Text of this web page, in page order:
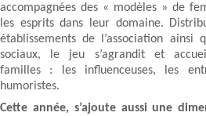
accompagnées des « modèles » de
les esprits dans leur domaine.
établissements de l’association ainsi
sociaux, le jeu s’agrandit et
familles : les influenceuses, les
humoristes.
Cette année, s’ajoute aussi une